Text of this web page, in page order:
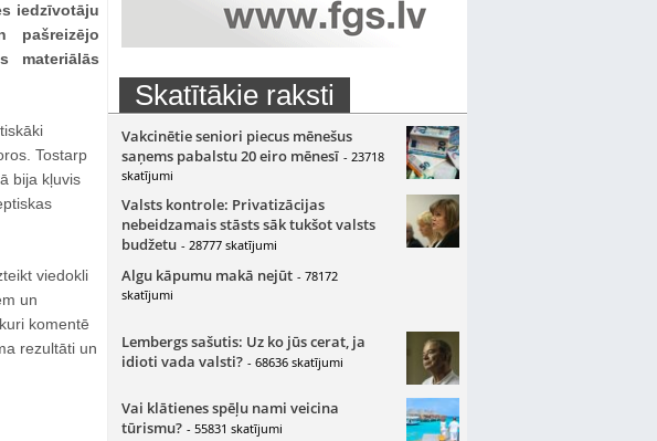
iedzīvotāju
pašreizējo
materiālās
Tostarp
bija kļuvis
viedokli
un
komentē
rezultāti un
Skatītākie raksti
Vakcinētie seniori piecus mēnešus
saņems pabalstu 20 eiro mēnesī - 23718
skatījumi
Valsts kontrole: Privatizācijas
nebeidzamais stāsts sāk tukšot valsts
budžetu - 28777 skatījumi
Algu kāpumu makā nejūt - 78172
skatījumi
Lembergs sašutis: Uz ko jūs cerat, ja
idioti vada valsti? - 68636 skatījumi
Vai klātienes spēļu nami veicina
tūrismu? - 55831 skatījumi